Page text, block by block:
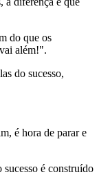
do que os
além!".
do sucesso,
é hora de parar e
é construído